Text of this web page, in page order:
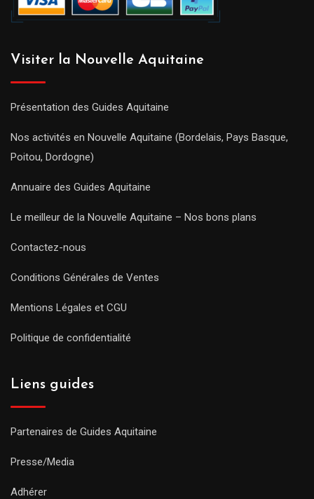
Visiter la Nouvelle Aquitaine
Présentation des Guides Aquitaine
Nos activités en Nouvelle Aquitaine (Bordelais, Pays Basque,
Poitou, Dordogne)
Annuaire des Guides Aquitaine
Le meilleur de la Nouvelle Aquitaine – Nos bons plans
Contactez-nous
Conditions Générales de Ventes
Mentions Légales et CGU
Politique de confidentialité
Liens guides
Partenaires de Guides Aquitaine
Presse/Media
Adhérer